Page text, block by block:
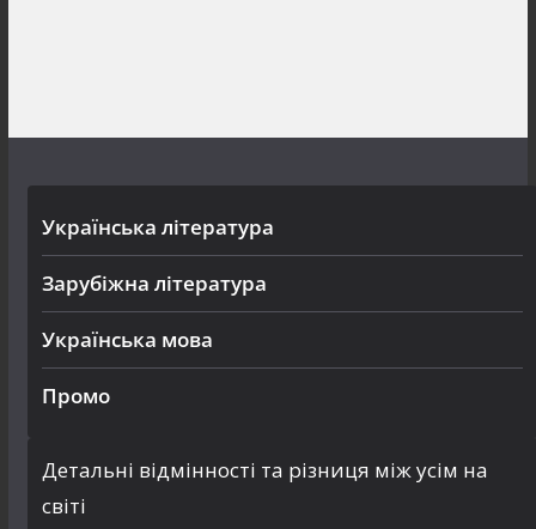
Українська література
Зарубіжна література
Українська мова
Промо
Детальні відмінності та різниця між усім на
світі